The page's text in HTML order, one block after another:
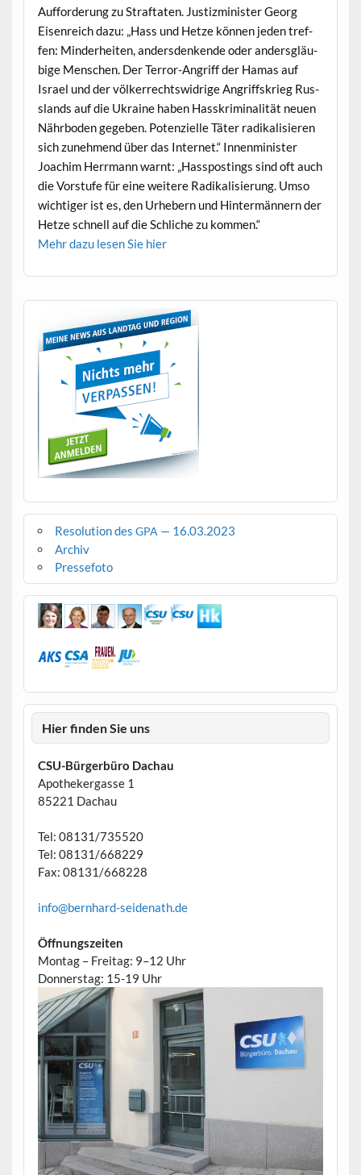
Auf­forderung zu Straftat­en. Jus­tizmin­is­ter Georg
Eisen­re­ich dazu: „Hass und Het­ze kön­nen jeden tre­f­
fen: Min­der­heit­en, ander­s­denk­ende oder ander­s­gläu­
bige Men­schen. Der Ter­ror-Angriff der Hamas auf
Israel und der völk­er­rechtswidrige Angriff­skrieg Rus­
s­lands auf die Ukraine haben Has­skrim­i­nal­ität neuen
Nährbo­den gegeben. Poten­zielle Täter radikalisieren
sich zunehmend über das Inter­net.“ Innen­min­is­ter
Joachim Her­rmann warnt: „Has­s­post­ings sind oft auch
die Vorstufe für eine weit­ere Radikalisierung. Umso
wichtiger ist es, den Urhe­bern und Hin­ter­män­nern der
Het­ze schnell auf die Schliche zu kommen.“
Mehr dazu lesen Sie hier
Resolution des GPA — 16.03.2023
Archiv
Pressefoto
Hier finden Sie uns
CSU-Bürgerbüro Dachau
Apothekergasse 1
85221 Dachau
Tel: 08131/735520
Tel: 08131/668229
Fax: 08131/668228
info@bernhard-seidenath.de
Öffnungszeiten
Montag – Freitag: 9–12 Uhr
Donnerstag: 15-19 Uhr